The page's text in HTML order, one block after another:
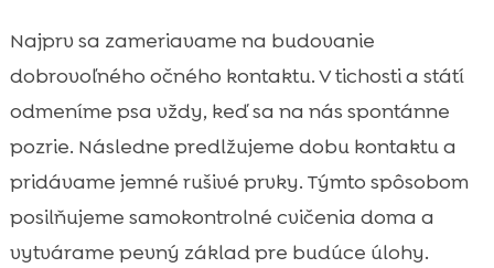
Najprv sa zameriavame na budovanie
dobrovoľného očného kontaktu. V tichosti a státí
odmeníme psa vždy, keď sa na nás spontánne
pozrie. Následne predlžujeme dobu kontaktu a
pridávame jemné rušivé prvky. Týmto spôsobom
posilňujeme samokontrolné cvičenia doma a
vytvárame pevný základ pre budúce úlohy.